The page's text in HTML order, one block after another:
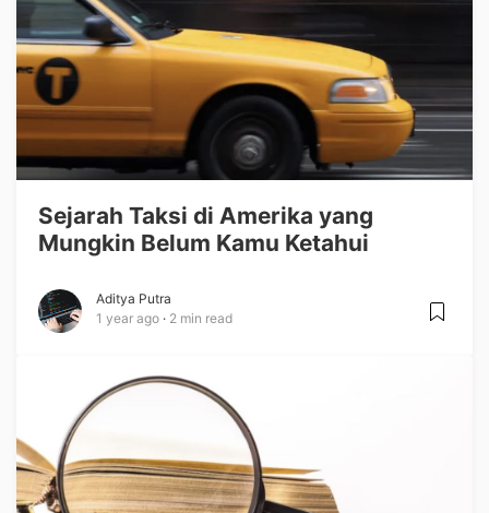
Sejarah Taksi di Amerika yang
Mungkin Belum Kamu Ketahui
Aditya Putra
1 year ago
2 min read